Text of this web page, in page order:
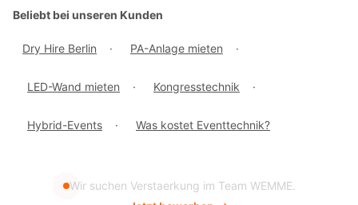
Beliebt bei unseren Kunden
Dry Hire Berlin · PA-Anlage mieten ·
LED-Wand mieten · Kongresstechnik ·
Hybrid-Events · Was kostet Eventtechnik?
Wir suchen Verstaerkung im Team WEMME.